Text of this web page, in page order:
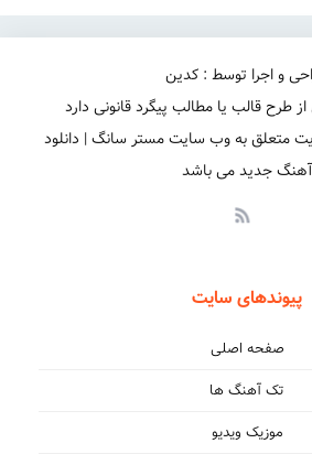
و اجرا توسط : کدین
طرح قالب یا مطالب پیگرد قانونی دارد
متعلق به وب سایت مستر سانگ | دانلود
آهنگ جدید می باشد
پیوندهای سایت
صفحه اصلی
تک آهنگ ها
موزیک ویدیو